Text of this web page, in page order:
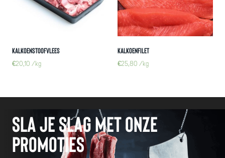
Kalkoenstoofvlees
€20,10 /kg
Kalkoenfilet
€25,80 /kg
Sla je slag met onze
promoties